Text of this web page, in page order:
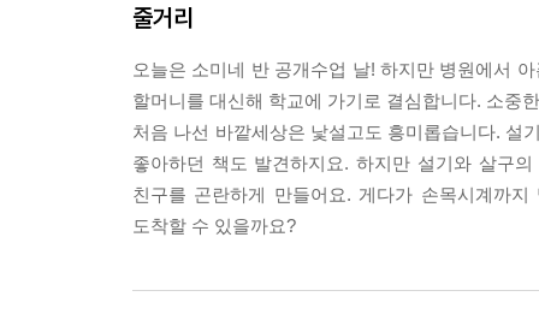
줄거리
오늘은 소미네 반 공개수업 날! 하지만 병원에서
할머니를 대신해 학교에 가기로 결심합니다. 소중
처음 나선 바깥세상은 낯설고도 흥미롭습니다. 설
좋아하던 책도 발견하지요. 하지만 설기와 살구
친구를 곤란하게 만들어요. 게다가 손목시계까
도착할 수 있을까요?